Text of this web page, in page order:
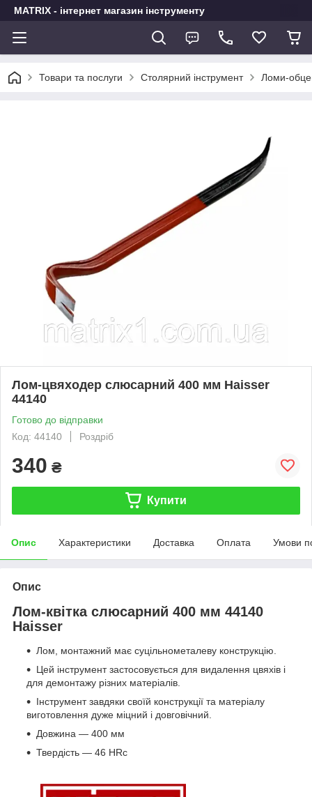
MATRIX - інтернет магазин інструменту
Товари та послуги Столярний інструмент Ломи-
Лом-цвяходер слюсарний 400 мм Haisser
44140
Готово до відправки
Код: 44140
Роздріб
340 ₴
Купити
Опис Характеристики Доставка Оплата Умови
Опис
Лом-квітка слюсарний 400 мм 44140
Haisser
Лом, монтажний має суцільнометалеву конструкцію.
Цей інструмент застосовується для видалення цвяхів і
для демонтажу різних матеріалів.
Інструмент завдяки своїй конструкції та матеріалу
виготовлення дуже міцний і довговічний.
Довжина — 400 мм
Твердість — 46 HRc